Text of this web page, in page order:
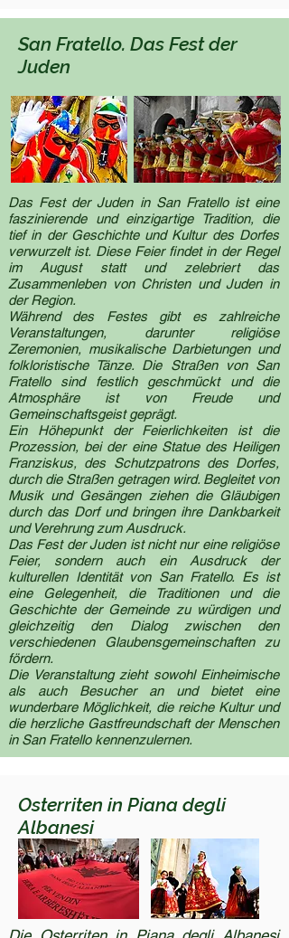
San Fratello. Das Fest der
Juden
Das Fest der Juden in San Fratello ist eine
faszinierende und einzigartige Tradition, die
tief in der Geschichte und Kultur des Dorfes
verwurzelt ist. Diese Feier findet in der Regel
im August statt und zelebriert das
Zusammenleben von Christen und Juden in
der Region.
Während des Festes gibt es zahlreiche
Veranstaltungen, darunter religiöse
Zeremonien, musikalische Darbietungen und
folkloristische Tänze. Die Straßen von San
Fratello sind festlich geschmückt und die
Atmosphäre ist von Freude und
Gemeinschaftsgeist geprägt.
Ein Höhepunkt der Feierlichkeiten ist die
Prozession, bei der eine Statue des Heiligen
Franziskus, des Schutzpatrons des Dorfes,
durch die Straßen getragen wird. Begleitet von
Musik und Gesängen ziehen die Gläubigen
durch das Dorf und bringen ihre Dankbarkeit
und Verehrung zum Ausdruck.
Das Fest der Juden ist nicht nur eine religiöse
Feier, sondern auch ein Ausdruck der
kulturellen Identität von San Fratello. Es ist
eine Gelegenheit, die Traditionen und die
Geschichte der Gemeinde zu würdigen und
gleichzeitig den Dialog zwischen den
verschiedenen Glaubensgemeinschaften zu
fördern.
Die Veranstaltung zieht sowohl Einheimische
als auch Besucher an und bietet eine
wunderbare Möglichkeit, die reiche Kultur und
die herzliche Gastfreundschaft der Menschen
in San Fratello kennenzulernen.
Osterriten in Piana degli
Albanesi